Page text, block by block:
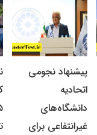
پیشنهاد نجومی
اتحادیه
دانشگاه‌های
غیرانتفاعی برای